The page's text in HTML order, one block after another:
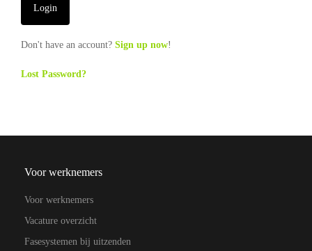
Don't have an account? Sign up now!
Lost Password?
Voor werknemers
Voor werknemers
Vacature overzicht
Fasesystemen bij uitzenden